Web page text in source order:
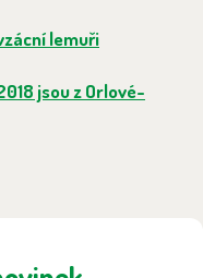
lemuři
jsou z Orlové-